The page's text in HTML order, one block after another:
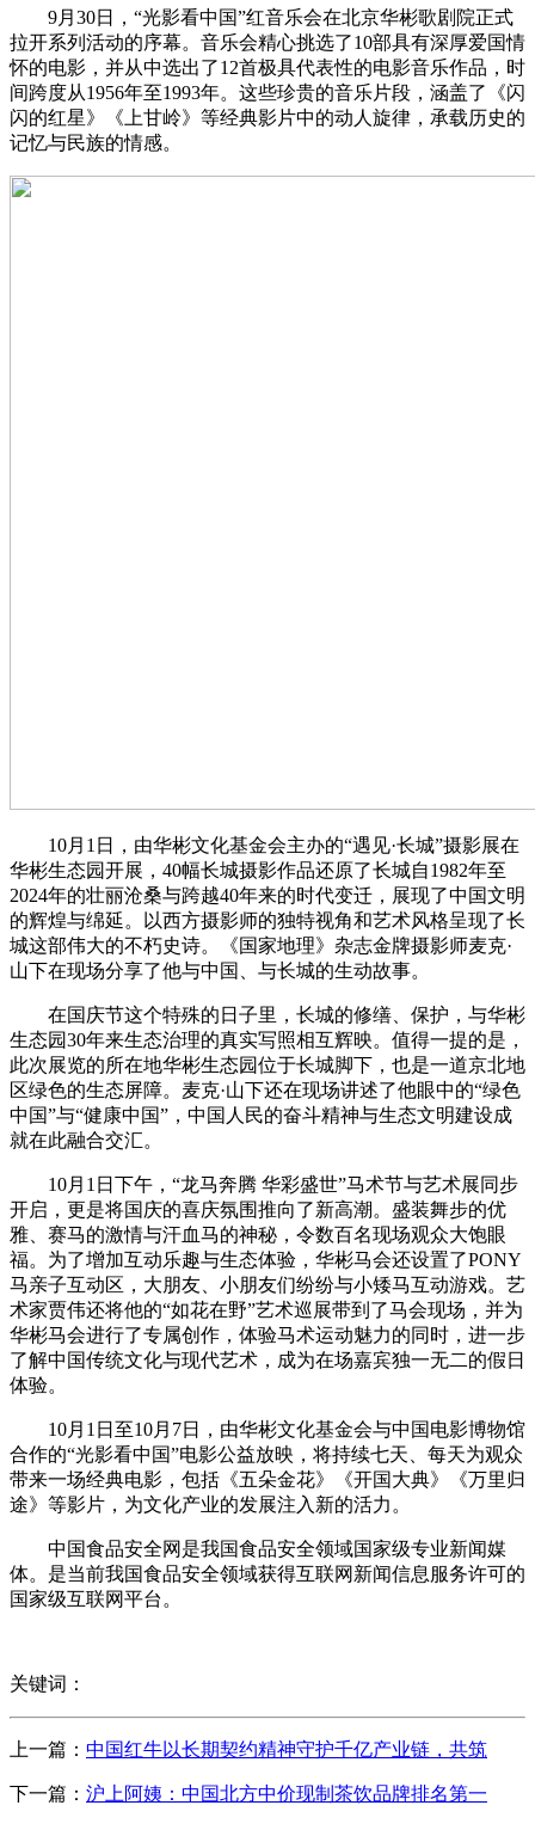
9月30日，“光影看中国”红音乐会在北京华彬歌剧院正式
拉开系列活动的序幕。音乐会精心挑选了10部具有深厚爱国情
怀的电影，并从中选出了12首极具代表性的电影音乐作品，时
间跨度从1956年至1993年。这些珍贵的音乐片段，涵盖了《闪
闪的红星》《上甘岭》等经典影片中的动人旋律，承载历史的
记忆与民族的情感。
10月1日，由华彬文化基金会主办的“遇见·长城”摄影展在
华彬生态园开展，40幅长城摄影作品还原了长城自1982年至
2024年的壮丽沧桑与跨越40年来的时代变迁，展现了中国文明
的辉煌与绵延。以西方摄影师的独特视角和艺术风格呈现了长
城这部伟大的不朽史诗。《国家地理》杂志金牌摄影师麦克·
山下在现场分享了他与中国、与长城的生动故事。
在国庆节这个特殊的日子里，长城的修缮、保护，与华彬
生态园30年来生态治理的真实写照相互辉映。值得一提的是，
此次展览的所在地华彬生态园位于长城脚下，也是一道京北地
区绿色的生态屏障。麦克·山下还在现场讲述了他眼中的“绿色
中国”与“健康中国”，中国人民的奋斗精神与生态文明建设成
就在此融合交汇。
10月1日下午，“龙马奔腾 华彩盛世”马术节与艺术展同步
开启，更是将国庆的喜庆氛围推向了新高潮。盛装舞步的优
雅、赛马的激情与汗血马的神秘，令数百名现场观众大饱眼
福。为了增加互动乐趣与生态体验，华彬马会还设置了PONY
马亲子互动区，大朋友、小朋友们纷纷与小矮马互动游戏。艺
术家贾伟还将他的“如花在野”艺术巡展带到了马会现场，并为
华彬马会进行了专属创作，体验马术运动魅力的同时，进一步
了解中国传统文化与现代艺术，成为在场嘉宾独一无二的假日
体验。
10月1日至10月7日，由华彬文化基金会与中国电影博物馆
合作的“光影看中国”电影公益放映，将持续七天、每天为观众
带来一场经典电影，包括《五朵金花》《开国大典》《万里归
途》等影片，为文化产业的发展注入新的活力。
中国食品安全网是我国食品安全领域国家级专业新闻媒
体。是当前我国食品安全领域获得互联网新闻信息服务许可的
国家级互联网平台。
关键词：
上一篇： 中国红牛以长期契约精神守护千亿产业链，共筑
下一篇： 沪上阿姨：中国北方中价现制茶饮品牌排名第一